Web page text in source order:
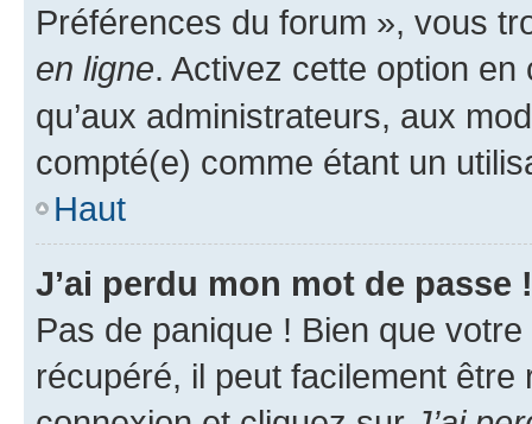
Préférences du forum », vous
en ligne. Activez cette option
qu’aux administrateurs, aux
compté(e) comme étant un
Haut
J’ai perdu mon mot de passe !
Pas de panique ! Bien que
récupéré, il peut facilement